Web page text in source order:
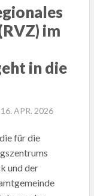
im
in die
POSTED
16. APR. 2026
für die
und der